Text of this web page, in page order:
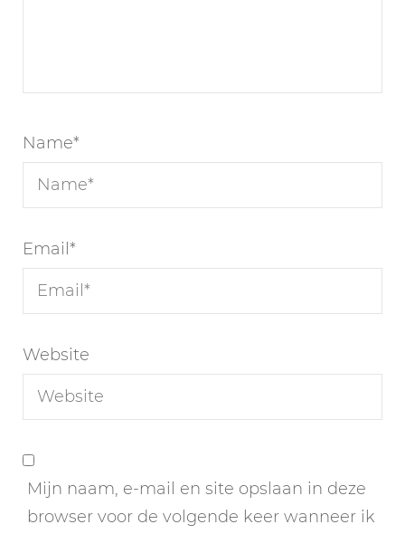
Name*
Email*
Website
Mijn naam, e-mail en site opslaan in deze
browser voor de volgende keer wanneer ik